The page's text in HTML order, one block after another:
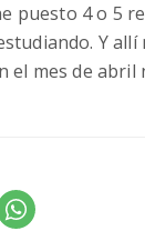
puesto 4 o 5
Y
el mes de